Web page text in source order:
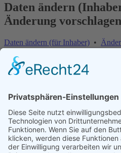
Daten ändern
Änderung vorschlagen
Daten ändern (für Inhaber) •
Änderung vorschlagen | Fehler melden
Bitte teilen Sie uns mit, welche
veraltet sind:
Internet-Adresse fehlt oder ist
E-Mail-Adresse fehlt oder ist
Telefonnummer, Faxnummer